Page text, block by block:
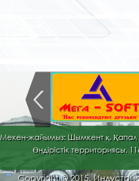
Мекен-жайымыз: Шымкент қ. Қапал
Өндірістік территориясы,
Copyright © 2015.